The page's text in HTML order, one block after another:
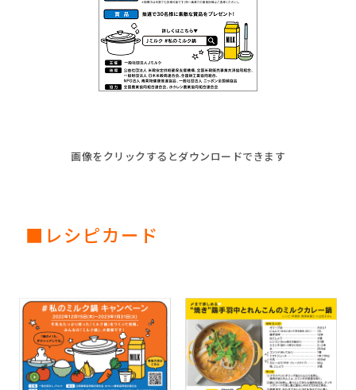
画像をクリックするとダウンロードできます
■レシピカード